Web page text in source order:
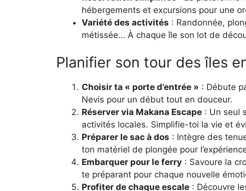
hébergements et excursions pour une
Variété des activités : Randonnée,
métissée… À chaque île son lot de
Planifier son tour des îles
Choisir ta « porte d’entrée » : Débute
Nevis pour un début tout en douceur.
Réserver via Makana Escape : Un seul
activités locales. Simplifie-toi la vie et
Préparer le sac à dos : Intègre des
ton matériel de plongée pour
Embarquer pour le ferry : Savoure la
te préparant pour chaque nouvelle
Profiter de chaque escale : Découvre